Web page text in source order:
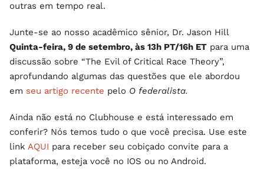
outras em tempo real.
Junte-se ao nosso acadêmico sênior, Dr. Jason Hill
Quinta-feira, 9 de setembro, às 13h PT/16h ET para uma
discussão sobre “The Evil of Critical Race Theory”,
aprofundando algumas das questões que ele abordou
em seu artigo recente pelo O federalista.
Ainda não está no Clubhouse e está interessado em
conferir? Nós temos tudo o que você precisa. Use este
link AQUI para receber seu cobiçado convite para a
plataforma, esteja você no IOS ou no Android.